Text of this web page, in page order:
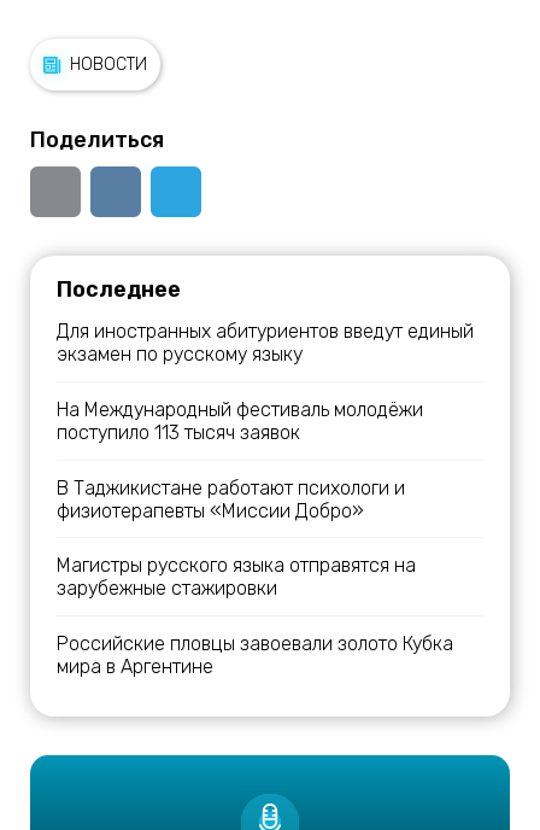
НОВОСТИ
Поделиться
Последнее
Для иностранных абитуриентов введут единый
экзамен по русскому языку
На Международный фестиваль молодёжи
поступило 113 тысяч заявок
В Таджикистане работают психологи и
физиотерапевты «Миссии Добро»
Магистры русского языка отправятся на
зарубежные стажировки
Российские пловцы завоевали золото Кубка
мира в Аргентине